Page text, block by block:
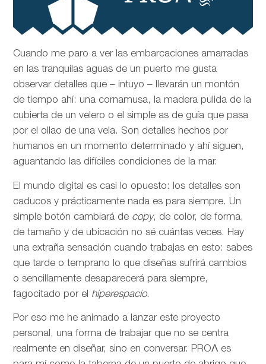
Cuando me paro a ver las embarcaciones amarradas
en las tranquilas aguas de un puerto me gusta
observar detalles que – intuyo – llevarán un montón
de tiempo ahí: una cornamusa, la madera pulida de la
cubierta de un velero o el simple as de guía que pasa
por el ollao de una vela. Son detalles hechos por
humanos en un momento determinado y ahí siguen,
aguantando las difíciles condiciones de la mar.
El mundo digital es casi lo opuesto: los detalles son
caducos y prácticamente nada es para siempre. Un
simple botón cambiará de copy, de color, de forma,
de tamaño y de ubicación no sé cuántas veces. Hay
una extraña sensación cuando trabajas en esto: sabes
que tarde o temprano lo que diseñas sufrirá cambios
o sencillamente desaparecerá para siempre,
fagocitado por el hiperespacio.
Por eso me he animado a lanzar este proyecto
personal, una forma de trabajar que no se centra
realmente en diseñar, sino en conversar. PROΛ es